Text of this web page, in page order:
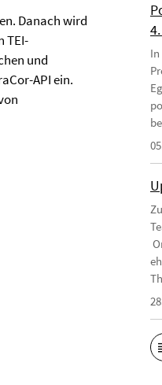
Danach wird
TEI-
und
API ein.